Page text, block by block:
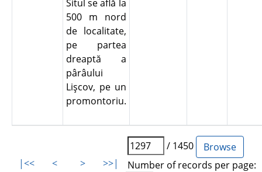
Situl se află la
500 m nord
de localitate,
pe partea
dreaptă a
pârâului
Lişcov, pe un
promontoriu.
|<< < > >>|
/ 1450
Number of records per page: